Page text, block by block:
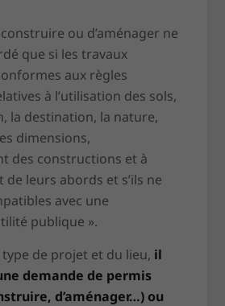
ou d’aménager ne
que si les travaux
aux règles
à l’utilisation des sols,
la destination, la nature,
dimensions,
des constructions et à
de leurs abords et s’ils ne
avec une
publique ».
de projet et du lieu, il
demande de permis
d’aménager…) ou